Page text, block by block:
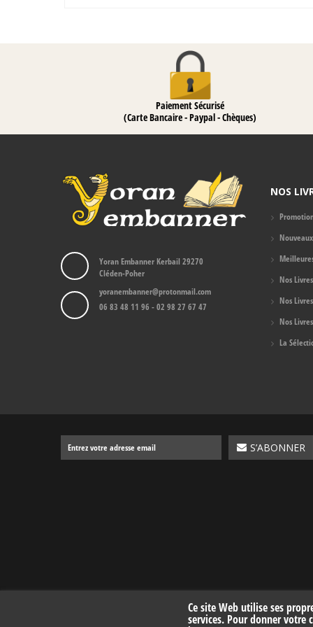
Paiement Sécurisé
(Carte Bancaire - Paypal - Chèques)
Yoran Embanner Kerbail 29270
Cléden-Poher
yoranembanner@protonmail.com
06 83 48 11 96 - 02 98 27 67 47
NOS
Nos
Nos
Nos
La
Ce site Web utilise ses
services. Pour donner votre